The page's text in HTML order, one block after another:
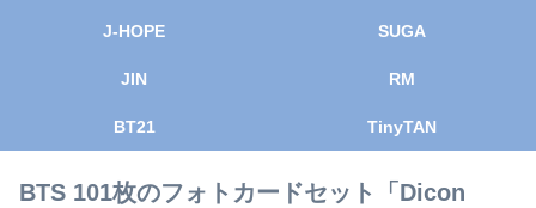
J-HOPE SUGA
JIN RM
BT21 TinyTAN
BTS 101枚のフォトカードセット「Dicon